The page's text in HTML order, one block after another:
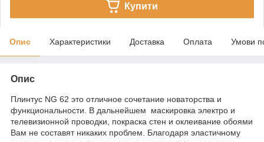
Купити
Опис Характеристики Доставка Оплата Умови
Опис
Плинтус NG 62 это отличное сочетание новаторства и
функциональности. В дальнейшем маскировка электро и
телевизионной проводки, покраска стен и оклеивание обоями
Вам не составят никаких проблем. Благодаря эластичному